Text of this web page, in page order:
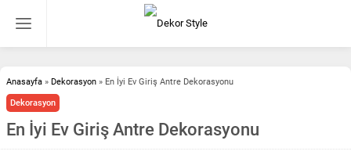
Anasayfa » Dekorasyon » En İyi Ev Giriş Antre Dekorasyonu
Dekorasyon
En İyi Ev Giriş Antre Dekorasyonu